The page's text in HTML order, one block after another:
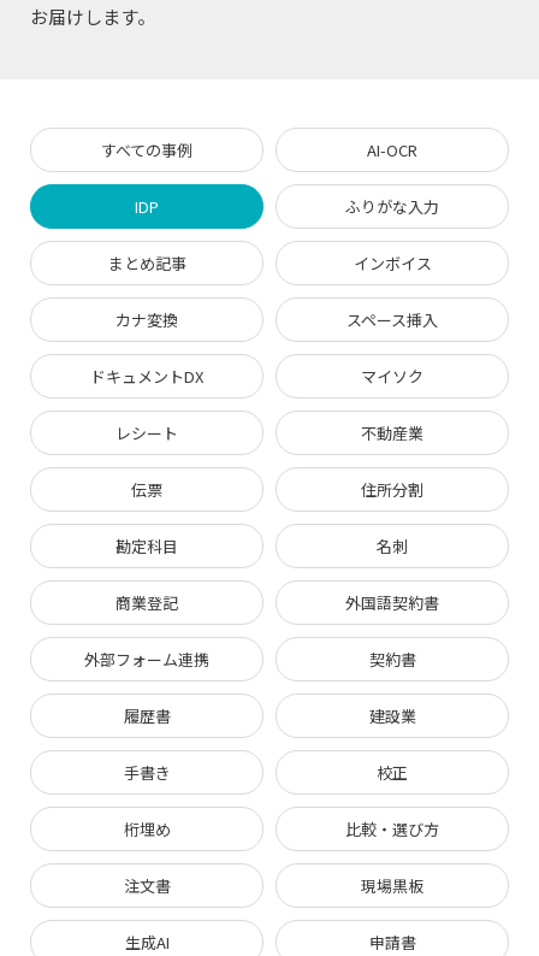
お届けします。
すべての事例 AI-OCR
IDP ふりがな入力
まとめ記事 インボイス
カナ変換 スペース挿入
ドキュメントDX マイソク
レシート 不動産業
伝票 住所分割
勘定科目 名刺
商業登記 外国語契約書
外部フォーム連携 契約書
履歴書 建設業
手書き 校正
桁埋め 比較・選び方
注文書 現場黒板
生成AI 申請書